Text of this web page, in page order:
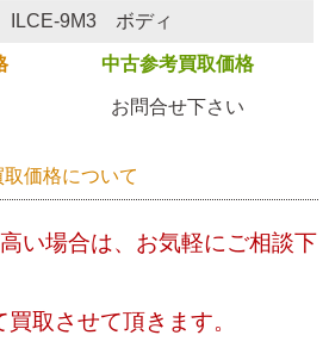
ILCE-9M3 ボディ
中古参考買取価格
お問合せ下さい
取価格について
い場合は、お気軽にご相談下
取させて頂きます。